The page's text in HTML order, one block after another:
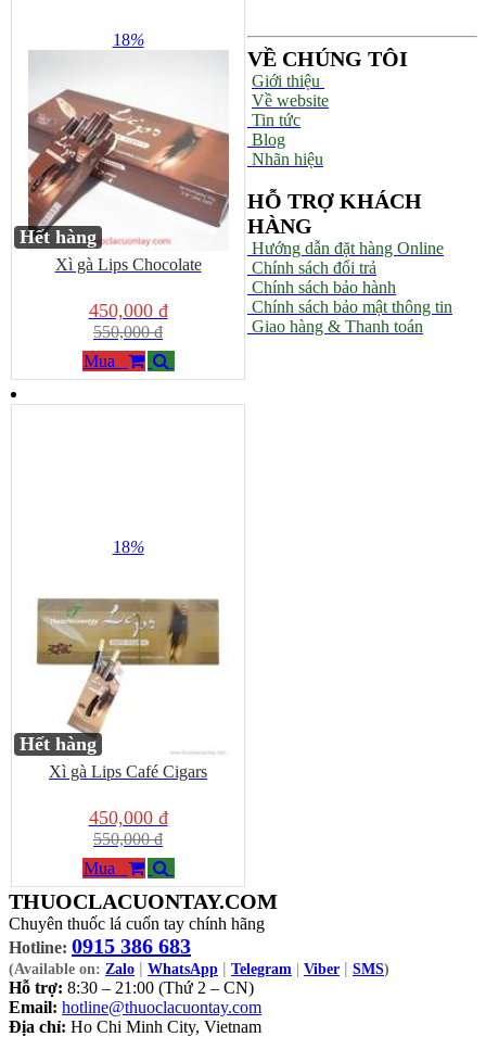
18%
Hết hàng
Xì gà Lips Chocolate
450,000 đ
550,000 đ
Mua
18%
Hết hàng
Xì gà Lips Café Cigars
450,000 đ
550,000 đ
Mua
VỀ CHÚNG TÔI
Giới thiệu
Về website
Tin tức
Blog
Nhãn hiệu
HỖ TRỢ KHÁCH
HÀNG
Hướng dẫn đặt hàng Online
Chính sách đổi trả
Chính sách bảo hành
Chính sách bảo mật thông tin
Giao hàng & Thanh toán
THUOCLACUONTAY.COM
Chuyên thuốc lá cuốn tay chính hãng
Hotline: 0915 386 683
(Available on: Zalo | WhatsApp | Telegram Viber | SMS)
Hỗ trợ: 8:30 – 21:00 (Thứ 2 – CN)
Email: hotline@thuoclacuontay.com
Địa chỉ: Ho Chi Minh City, Vietnam